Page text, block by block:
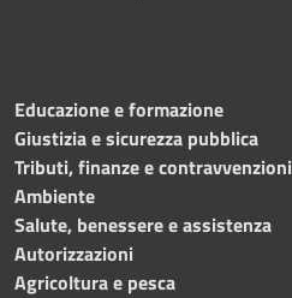
Educazione e formazione
Giustizia e sicurezza pubblica
Tributi, finanze e contravvenzioni
Ambiente
Salute, benessere e assistenza
Autorizzazioni
Agricoltura e pesca